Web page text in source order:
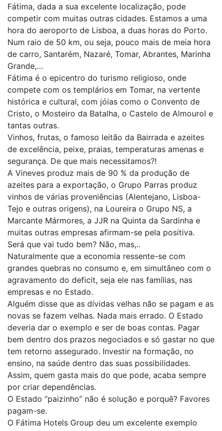
Fátima, dada a sua excelente localização, pode
competir com muitas outras cidades. Estamos a uma
hora do aeroporto de Lisboa, a duas horas do Porto.
Num raio de 50 km, ou seja, pouco mais de meia hora
de carro, Santarém, Nazaré, Tomar, Abrantes, Marinha
Grande,…
Fátima é o epicentro do turismo religioso, onde
compete com os templários em Tomar, na vertente
histórica e cultural, com jóias como o Convento de
Cristo, o Mosteiro da Batalha, o Castelo de Almourol e
tantas outras.
Vinhos, frutas, o famoso leitão da Bairrada e azeites
de excelência, peixe, praias, temperaturas amenas e
segurança. De que mais necessitamos?!
A Vineves produz mais de 90 % da produção de
azeites para a exportação, o Grupo Parras produz
vinhos de várias proveniências (Alentejano, Lisboa-
Tejo e outras origens), na Loureira o Grupo NS, a
Marcante Mármores, a JJR na Quinta da Sardinha e
muitas outras empresas afirmam-se pela positiva.
Será que vai tudo bem? Não, mas,..
Naturalmente que a economia ressente-se com
grandes quebras no consumo e, em simultâneo com o
agravamento do deficit, seja ele nas famílias, nas
empresas e no Estado.
Alguém disse que as dívidas velhas não se pagam e as
novas se fazem velhas. Nada mais errado. O Estado
deveria dar o exemplo e ser de boas contas. Pagar
bem dentro dos prazos negociados e só gastar no que
tem retorno assegurado. Investir na formação, no
ensino, na saúde dentro das suas possibilidades.
Assim, quem gasta mais do que pode, acaba sempre
por criar dependências.
O Estado “paizinho” não é solução e porquê? Favores
pagam-se.
O Fátima Hotels Group deu um excelente exemplo